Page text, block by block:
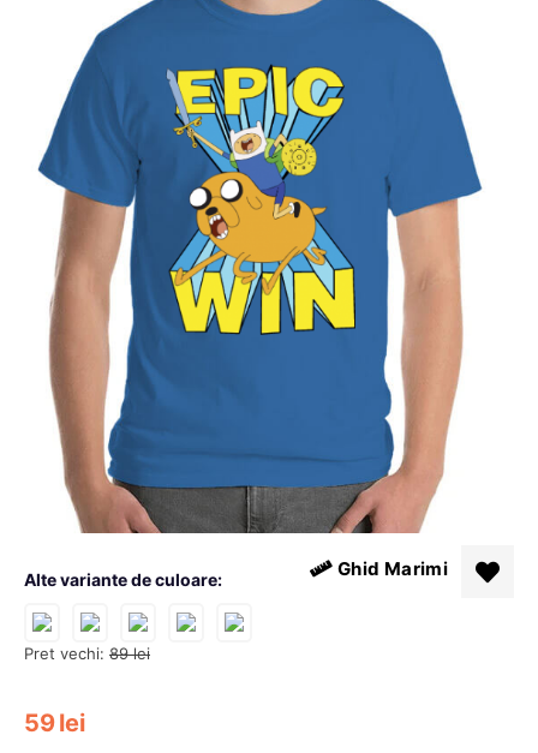
Pret vechi: 89 lei
59lei
Alte variante de culoare: Ghid Marimi